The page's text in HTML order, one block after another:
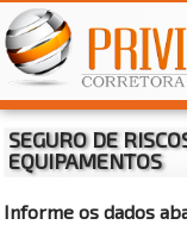
Home
SEGURO DE
EQUIPAMENTOS
Informe os dados